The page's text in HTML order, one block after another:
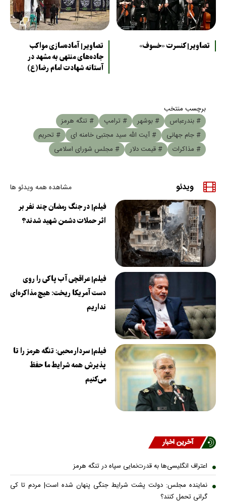
تصاویر| کنسرت «خسوف»
تصاویر| آماده‌سازی مواکب
جاده‌های منتهی به مشهد در
آستانه شهادت امام رضا(ع)
برچسب منتخب
# بندرعباس
# بوشهر # ترامپ
# تنگه هرمز
# جام جهانی
# آیت الله سید مجتبی خامنه ای
# تحریم
# مذاکرات
# قیمت دلار # مجلس شورای اسلامی
ویدئو مشاهده همه ویدئو ها
فیلم| در جنگ رمضان چند نفر بر
اثر حملات دشمن شهید شدند؟
فیلم| عراقچی آب پاکی را روی
دست آمریکا ریخت: هیچ مذاکره‌ای
نداریم
فیلم| سردار محبی: تنگه هرمز را تا
پذیرش همه شرایط ما حفظ
می‌کنیم
آخرین اخبار
اعتراف انگلیسی‌ها به قدرت‌نمایی سپاه در تنگه هرمز
نماینده مجلس: دولت پشت شرایط جنگی پنهان شده است| مردم تا کی
گرانی تحمل کنند؟